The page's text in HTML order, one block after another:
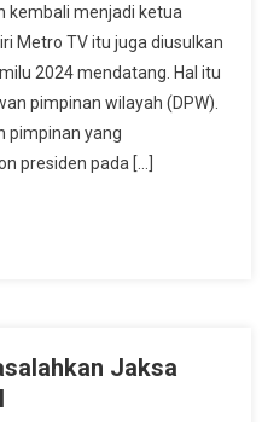
NasDem
Usulkan
Surya
Paloh
Jadi
Capres
kembali menjadi ketua
Metro TV itu juga diusulkan
2024 mendatang. Hal itu
pimpinan wilayah (DPW).
pimpinan yang
presiden pada […]
Jaksa